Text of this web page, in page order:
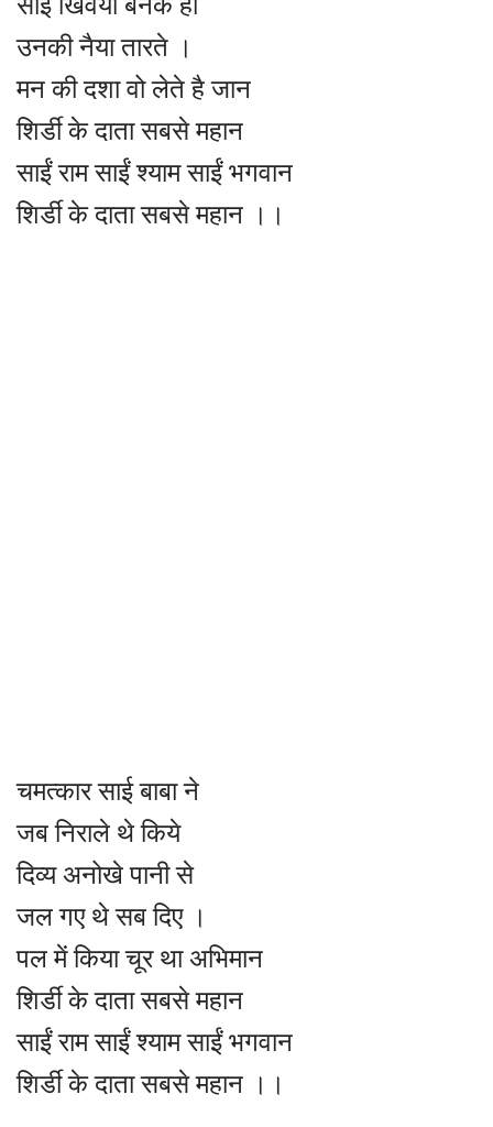
उनकी नैया तारते ।
मन की दशा वो लेते है जान
शिर्डी के दाता सबसे महान
साईं राम साईं श्याम साईं भगवान
शिर्डी के दाता सबसे महान ।।
चमत्कार साई बाबा ने
जब निराले थे किये
दिव्य अनोखे पानी से
जल गए थे सब दिए ।
पल में किया चूर था अभिमान
शिर्डी के दाता सबसे महान
साईं राम साईं श्याम साईं भगवान
शिर्डी के दाता सबसे महान ।।